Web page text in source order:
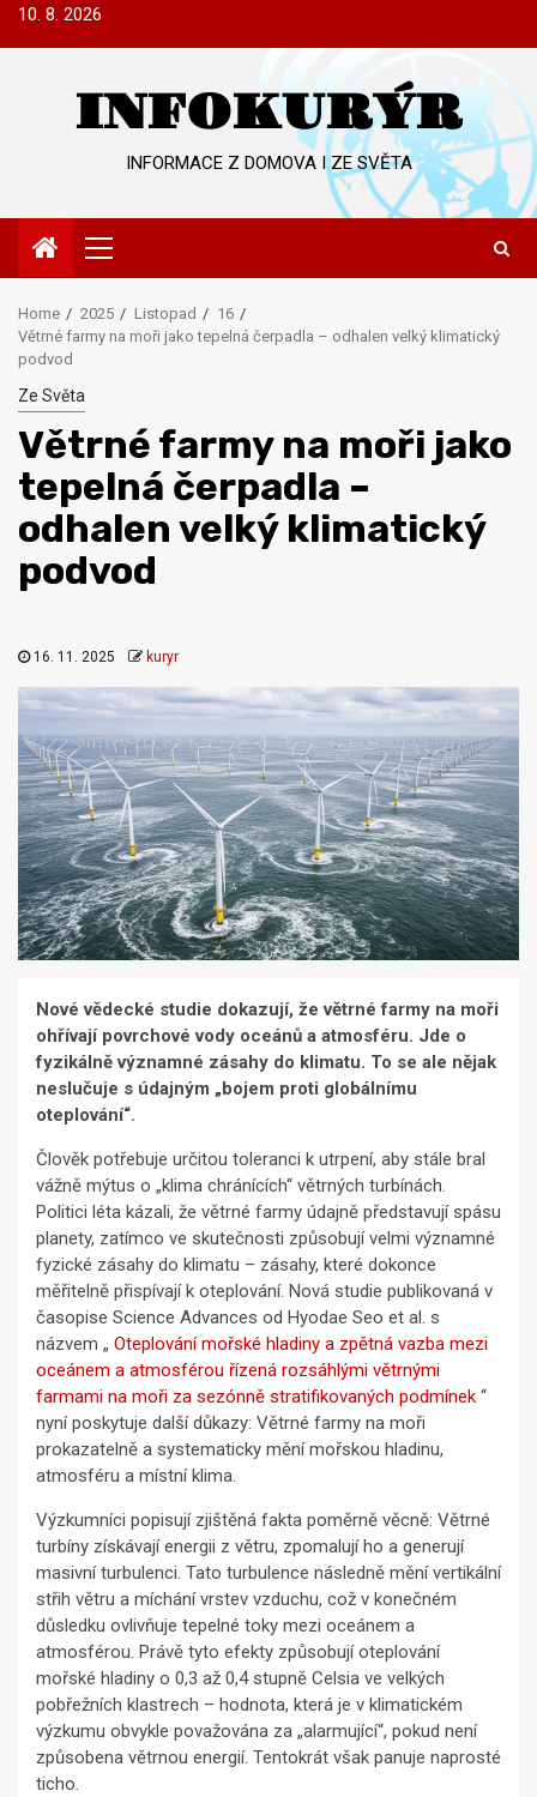
Skip10. 8. 2026
INFOKURÝR
INFORMACE Z DOMOVA I ZE SVĚTA
Primary
Menu
Home 2025 Listopad
16
Větrné farmy na moři jako tepelná čerpadla – odhalen velký klimatický
podvod
Ze Světa
Větrné farmy na moři jako
tepelná čerpadla –
odhalen velký klimatický
podvod
16. 11. 2025 kuryr
Nové vědecké studie dokazují, že větrné farmy na moři
ohřívají povrchové vody oceánů a atmosféru. Jde o
fyzikálně významné zásahy do klimatu. To se ale nějak
neslučuje s údajným „bojem proti globálnímu
oteplování“.
Člověk potřebuje určitou toleranci k utrpení, aby stále bral
vážně mýtus o „klima chránících“ větrných turbínách.
Politici léta kázali, že větrné farmy údajně představují spásu
planety, zatímco ve skutečnosti způsobují velmi významné
fyzické zásahy do klimatu – zásahy, které dokonce
měřitelně přispívají k oteplování. Nová studie publikovaná v
časopise Science Advances od Hyodae Seo et al. s
názvem „ Oteplování mořské hladiny a zpětná vazba mezi
oceánem a atmosférou řízená rozsáhlými větrnými
farmami na moři za sezónně stratifikovaných podmínek “
nyní poskytuje další důkazy: Větrné farmy na moři
prokazatelně a systematicky mění mořskou hladinu,
atmosféru a místní klima.
Výzkumníci popisují zjištěná fakta poměrně věcně: Větrné
turbíny získávají energii z větru, zpomalují ho a generují
masivní turbulenci. Tato turbulence následně mění vertikální
střih větru a míchání vrstev vzduchu, což v konečném
důsledku ovlivňuje tepelné toky mezi oceánem a
atmosférou. Právě tyto efekty způsobují oteplování
mořské hladiny o 0,3 až 0,4 stupně Celsia ve velkých
pobřežních klastrech – hodnota, která je v klimatickém
výzkumu obvykle považována za „alarmující“, pokud není
způsobena větrnou energií. Tentokrát však panuje naprosté
ticho.